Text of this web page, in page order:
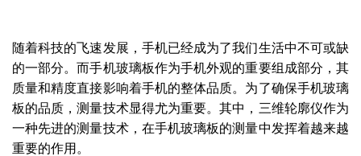
随着科技的飞速发展，手机已经成为了我们生活中不可或缺
的一部分。而手机玻璃板作为手机外观的重要组成部分，其
质量和精度直接影响着手机的整体品质。为了确保手机玻璃
板的品质，测量技术显得尤为重要。其中，三维轮廓仪作为
一种先进的测量技术，在手机玻璃板的测量中发挥着越来越
重要的作用。